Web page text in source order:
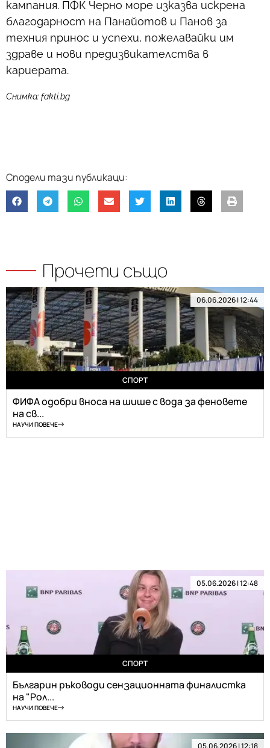
кампания. ПФК Черно море изказва искрена
благодарност на Панайотов и Панов за
техния принос и успехи, пожелавайки им
здраве и нови предизвикателства в
кариерата.
Снимка: fakti.bg
Прочети също
06.06.2026 | 12:44
СПОРТ
ФИФА одобри вноса на шише с вода за феновете
на св...
НАУЧИ ПОВЕЧЕ
05.06.2026 | 12:48
СПОРТ
Българин ръководи сензационната финалистка
на "Рол...
НАУЧИ ПОВЕЧЕ
05.06.2026 | 12:18